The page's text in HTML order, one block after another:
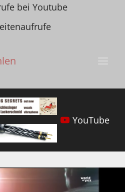
bei Youtube
YouTube